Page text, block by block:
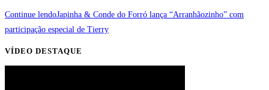
Continue lendoJapinha & Conde do Forró lança “Arranhãozinho” com
participação especial de Tierry
VÍDEO DESTAQUE